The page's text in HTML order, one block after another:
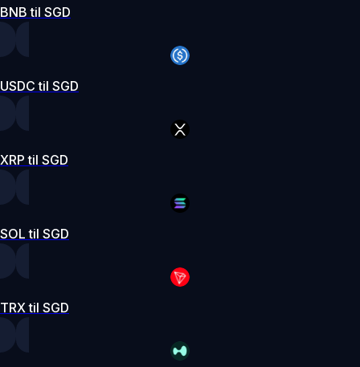
BNB til SGD
USDC til SGD
XRP til SGD
SOL til SGD
TRX til SGD